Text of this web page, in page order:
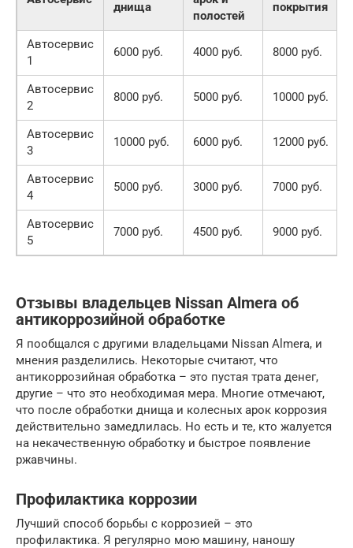
днища
полостей
покрытия
Автосервис
1
6000 руб. 4000 руб. 8000 руб.
Автосервис
2
8000 руб. 5000 руб. 10000 руб.
Автосервис
3
10000 руб. 6000 руб. 12000 руб.
Автосервис
4
5000 руб. 3000 руб. 7000 руб.
Автосервис
5
7000 руб. 4500 руб. 9000 руб.
Отзывы владельцев Nissan Almera об
антикоррозийной обработке
Я пообщался с другими владельцами Nissan Almera, и
мнения разделились. Некоторые считают, что
антикоррозийная обработка – это пустая трата денег,
другие – что это необходимая мера. Многие отмечают,
что после обработки днища и колесных арок коррозия
действительно замедлилась. Но есть и те, кто жалуется
на некачественную обработку и быстрое появление
ржавчины.
Профилактика коррозии
Лучший способ борьбы с коррозией – это
профилактика. Я регулярно мою машину, наношу